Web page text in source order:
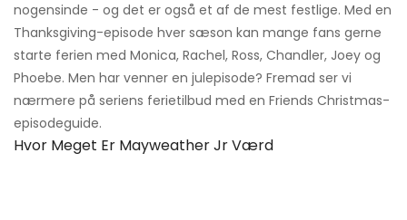
nogensinde - og det er også et af de mest festlige. Med en
Thanksgiving-episode hver sæson kan mange fans gerne
starte ferien med Monica, Rachel, Ross, Chandler, Joey og
Phoebe. Men har venner en julepisode? Fremad ser vi
nærmere på seriens ferietilbud med en Friends Christmas-
episodeguide.
Hvor Meget Er Mayweather Jr Værd